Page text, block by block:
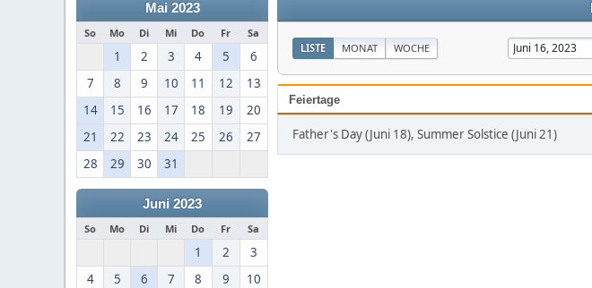
Mai 2023
So Mo Di Mi Do Fr Sa
1 2 3 4 5
6
7
8 9 10 11 12
13
14
15 16 17 18 19
20
21
22 23 24 25 26
27
28
29 30 31
Juni 2023
So Mo Di Mi Do Fr Sa
1 2
3
4
5 6 7 8 9
10
LISTE MONAT WOCHE
Feiertage
Father's Day (Juni 18), Summer Solstice (Juni 21)